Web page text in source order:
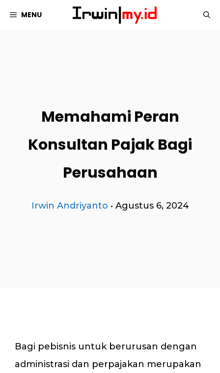
MENU
Memahami Peran
Konsultan Pajak Bagi
Perusahaan
Irwin Andriyanto • Agustus 6, 2024
Bagi pebisnis untuk berurusan dengan
administrasi dan perpajakan merupakan